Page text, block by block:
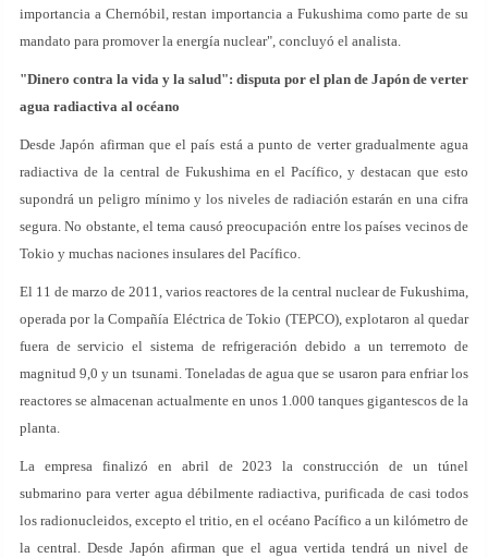
importancia a Chernóbil, restan importancia a Fukushima como parte de su
mandato para promover la energía nuclear", concluyó el analista.
"Dinero contra la vida y la salud": disputa por el plan de Japón de verter
agua radiactiva al océano
Desde Japón afirman que el país está a punto de verter gradualmente agua
radiactiva de la central de Fukushima en el Pacífico, y destacan que esto
supondrá un peligro mínimo y los niveles de radiación estarán en una cifra
segura. No obstante, el tema causó preocupación entre los países vecinos de
Tokio y muchas naciones insulares del Pacífico.
El 11 de marzo de 2011, varios reactores de la central nuclear de Fukushima,
operada por la Compañía Eléctrica de Tokio (TEPCO), explotaron al quedar
fuera de servicio el sistema de refrigeración debido a un terremoto de
magnitud 9,0 y un tsunami. Toneladas de agua que se usaron para enfriar los
reactores se almacenan actualmente en unos 1.000 tanques gigantescos de la
planta.
La empresa finalizó en abril de 2023 la construcción de un túnel
submarino para verter agua débilmente radiactiva, purificada de casi todos
los radionucleidos, excepto el tritio, en el océano Pacífico a un kilómetro de
la central. Desde Japón afirman que el agua vertida tendrá un nivel de